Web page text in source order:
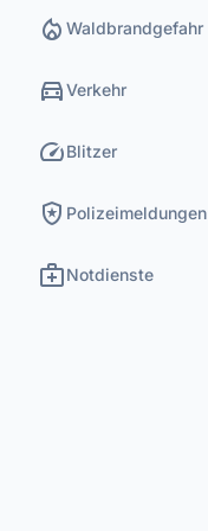
local_fire_department Waldbrandgefahr
directions_carVerkehr
speedBlitzer
local_police Polizeimeldungen
medical_servicesNotdienste